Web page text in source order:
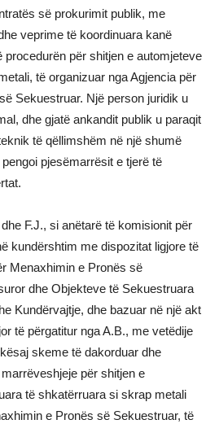
së prokurimit publik, me
veprime të koordinuara kanë
për shitjen e automjeteve
të organizuar nga Agjencia për
Sekuestruar. Një person juridik u
dhe gjatë ankandit publik u paraqit
të qëllimshëm në një shumë
pjesëmarrësit e tjerë të
F.J., si anëtarë të komisionit për
kundërshtim me dispozitat ligjore të
Menaxhimin e Pronës së
dhe Objekteve të Sekuestruara
Kundërvajtje, dhe bazuar në një akt
të përgatitur nga A.B., me vetëdije
skeme të dakorduar dhe
për shitjen e
të shkatërruara si skrap metali
e Pronës së Sekuestruar, të